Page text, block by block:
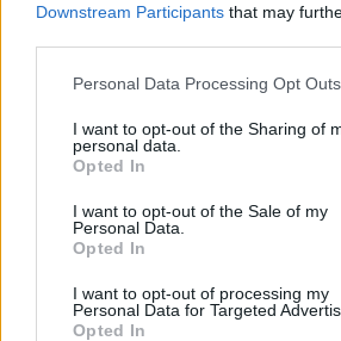
Downstream Participants that may
Personal Data Processing Opt Outs
I want to opt-out of the Sharing of
personal data.
Opted In
I want to opt-out of the Sale of my
Personal Data.
Opted In
I want to opt-out of processing my
Personal Data for Targeted
Opted In